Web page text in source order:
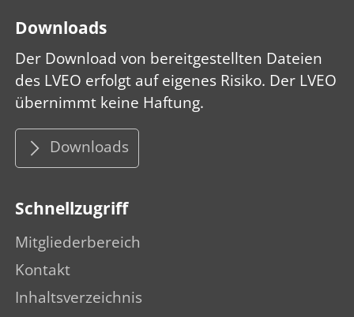
Downloads
Der Download von bereitgestellten Dateien
des LVEO erfolgt auf eigenes Risiko. Der LVEO
übernimmt keine Haftung.
Downloads
Schnellzugriff
Mitgliederbereich
Kontakt
Inhaltsverzeichnis